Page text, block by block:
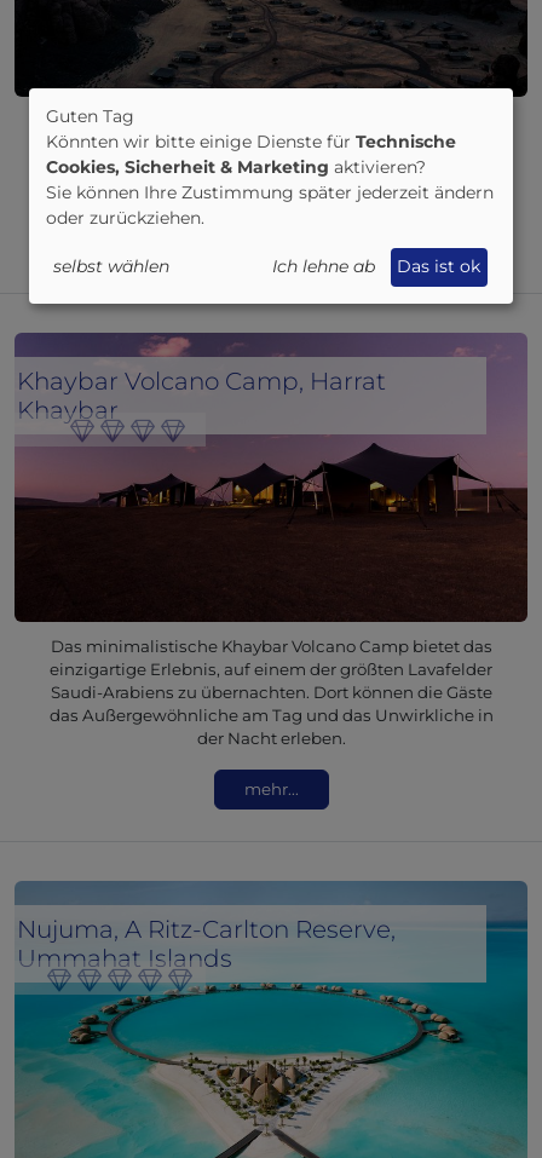
Eingebettet in eine antike Oase in den
Wüstenschluchten des Ashar-Tals liegt das von
Sandsteinfelsen und Palmenhainen umgebene und
auf Nachhaltigkeit bedachte Habitat Alula.
Khaybar Volcano Camp, Harrat
Khaybar
Das minimalistische Khaybar Volcano Camp bietet das
einzigartige Erlebnis, auf einem der größten Lavafelder
Saudi-Arabiens zu übernachten. Dort können die Gäste
das Außergewöhnliche am Tag und das Unwirkliche in
der Nacht erleben.
mehr...
Nujuma, A Ritz-Carlton Reserve,
Ummahat Islands
Guten Tag
Könnten wir bitte einige Dienste für Technische
Cookies, Sicherheit & Marketing aktivieren?
Sie können Ihre Zustimmung später jederzeit ändern
oder zurückziehen.
selbst wählen Ich lehne ab Das ist ok